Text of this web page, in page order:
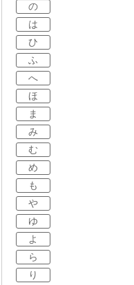
の
は
ひ
ふ
へ
ほ
ま
み
む
め
も
や
ゆ
よ
ら
り